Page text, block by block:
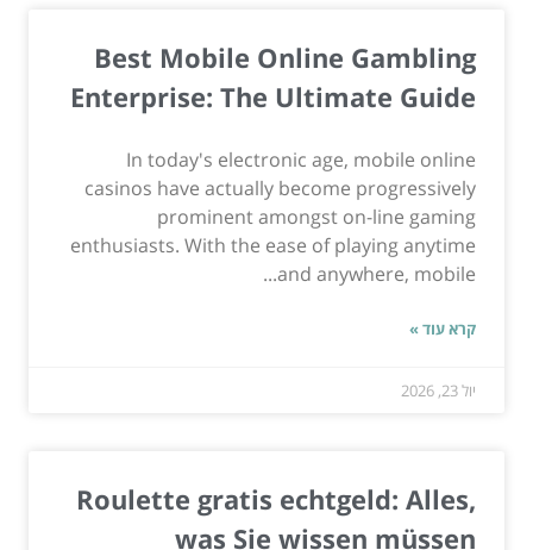
Best Mobile Online Gambling
Enterprise: The Ultimate Guide
In today's electronic age, mobile online
casinos have actually become progressively
prominent amongst on-line gaming
enthusiasts. With the ease of playing anytime
and anywhere, mobile...
קרא עוד »
יול 23, 2026
Roulette gratis echtgeld: Alles,
was Sie wissen müssen